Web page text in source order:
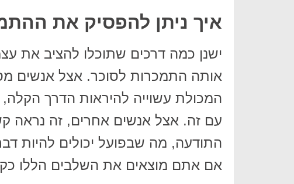
איך ניתן להפסיק את
ישנן כמה דרכים שתוכלו להציב את
אותה התמכרות לסוכר. אצל אנשים
המכולת עשוייה להיראות הדרך
עם זה. אצל אנשים אחרים, זה נראה
התודעה, מה שבפועל יכולים להיות
אם אתם מוצאים את השלבים הללו